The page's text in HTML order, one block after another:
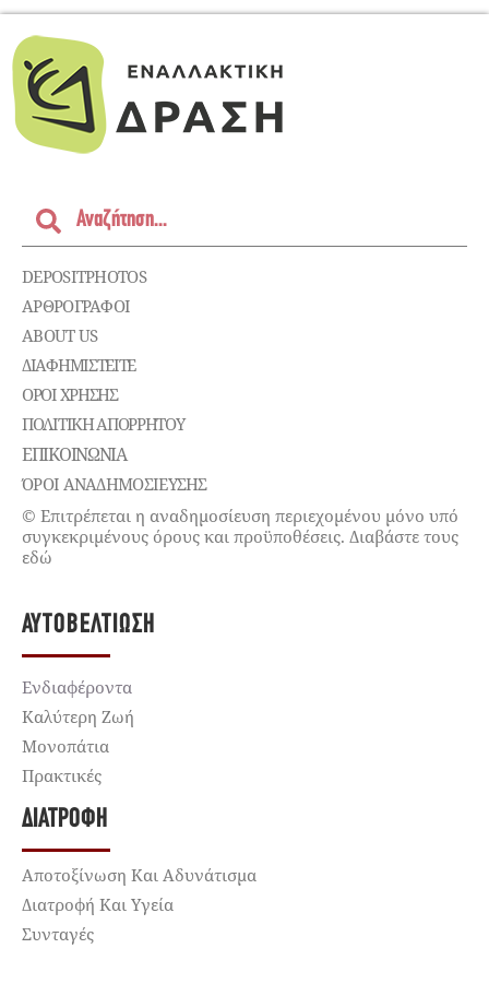
DEPOSITPHOTOS
ΑΡΘΡΟΓΡΑΦΟΙ
ABOUT US
ΔΙΑΦΗΜΙΣΤΕΊΤΕ
ΌΡΟΙ ΧΡΉΣΗΣ
ΠΟΛΙΤΙΚΉ ΑΠΟΡΡΉΤΟΥ
ΕΠΙΚΟΙΝΩΝΊΑ
ΌΡΟΙ ΑΝΑΔΗΜΟΣΙΕΥΣΗΣ
© Επιτρέπεται η αναδημοσίευση περιεχομένου μόνο υπό
συγκεκριμένους όρους και προϋποθέσεις. Διαβάστε τους
εδώ
ΑΥΤΟΒΕΛΤΊΩΣΗ
Ενδιαφέροντα
Καλύτερη Ζωή
Μονοπάτια
Πρακτικές
ΔΙΑΤΡΟΦΉ
Αποτοξίνωση Και Αδυνάτισμα
Διατροφή Και Υγεία
Συνταγές